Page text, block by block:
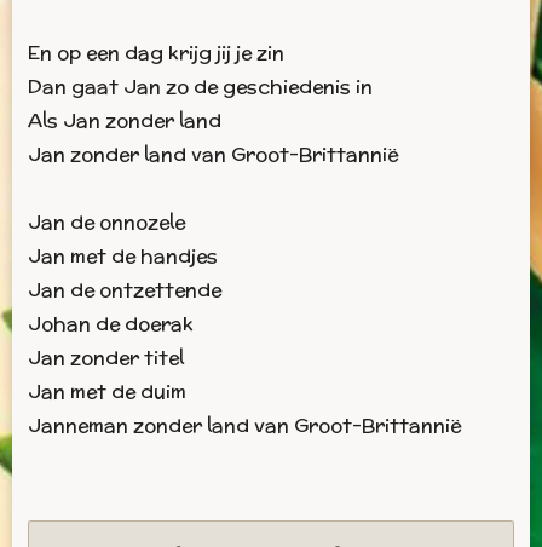
En op een dag krijg jij je zin
Dan gaat Jan zo de geschiedenis in
Als Jan zonder land
Jan zonder land van Groot-Brittannië
Jan de onnozele
Jan met de handjes
Jan de ontzettende
Johan de doerak
Jan zonder titel
Jan met de duim
Janneman zonder land van Groot-Brittannië